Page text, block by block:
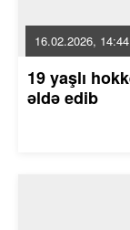
16.02.2026, 14:44
19 yaşlı
əldə edib